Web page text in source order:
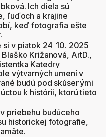
Ich diela sú
ľuďoch a krajine
keď fotografia ešte
v piatok 24. 10. 2025
Križanová, ArtD.,
Katedry
výtvarných umení v
budú pod skúsenými
k histórii, ktorú tieto
priebehu budúceho
historickej fotografie,